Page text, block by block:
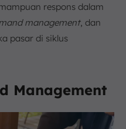
respons dalam
management, dan
pasar di siklus
Management